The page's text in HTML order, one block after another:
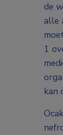
de
alle
1
kan